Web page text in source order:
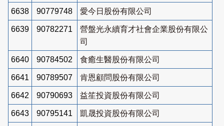
6638 90779748 愛今日股份有限公司
6639 90782271
營盤光永續育才社會企業股份有限公
司
6640 90784502 食癒生醫股份有限公司
6641 90789507 肯恩顧問股份有限公司
6642 90790693 益笙投資股份有限公司
6643 90795141 凱晟投資股份有限公司